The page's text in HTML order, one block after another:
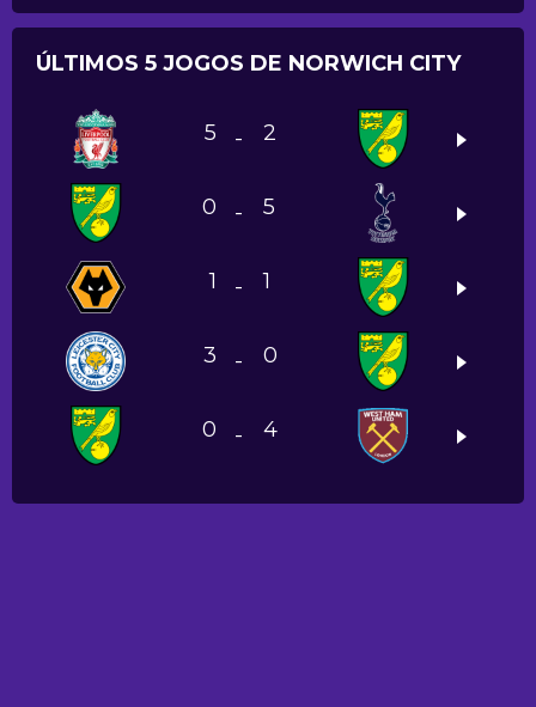
ÚLTIMOS 5 JOGOS DE NORWICH CITY
5 - 2
0 - 5
1 - 1
3 - 0
0 - 4